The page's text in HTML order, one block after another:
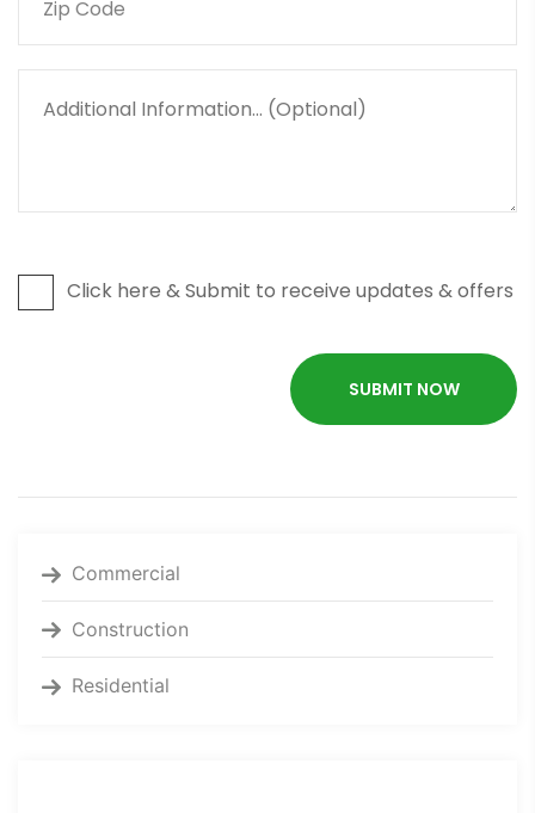
Click here & Submit to receive updates & offers
Commercial
Construction
Residential